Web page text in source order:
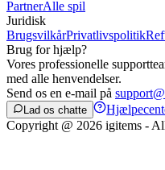
PartnerAlle spil
Juridisk
BrugsvilkårPrivatlivspolitik
Brug for hjælp?
Vores professionelle
med alle henvendelser.
Send os en e-mail på
Lad os chatte
Copyright @ 2026 igitems -